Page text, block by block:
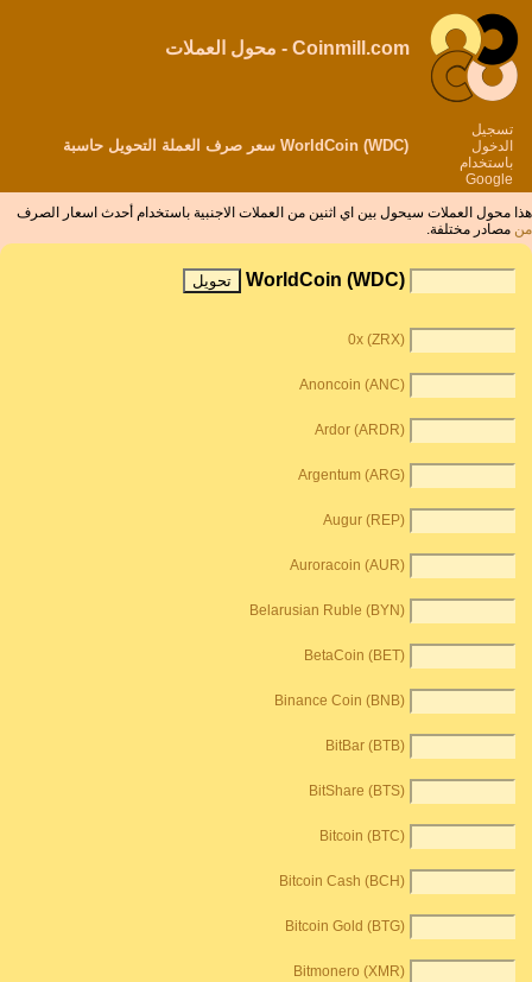
تسجيل
الدخول
باستخدام
Google
Coinmill.com - محول العملات
WorldCoin (WDC) سعر صرف العملة التحويل حاسبة
هذا محول العملات سيحول بين اي اثنين من العملات الاجنبية باستخدام أحدث اسعار الصرف
من مصادر مختلفة.
WorldCoin (WDC)
0x (ZRX)
Anoncoin (ANC)
Ardor (ARDR)
Argentum (ARG)
Augur (REP)
Auroracoin (AUR)
Belarusian Ruble (BYN)
BetaCoin (BET)
Binance Coin (BNB)
BitBar (BTB)
BitShare (BTS)
Bitcoin (BTC)
Bitcoin Cash (BCH)
Bitcoin Gold (BTG)
Bitmonero (XMR)